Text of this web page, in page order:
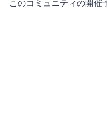
このコミュニティの開催